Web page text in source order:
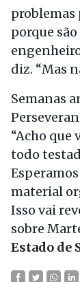
problemas
porque
diz. “Mas
Semanas
“Acho que
todo
material
Isso vai
sobre
Estado de